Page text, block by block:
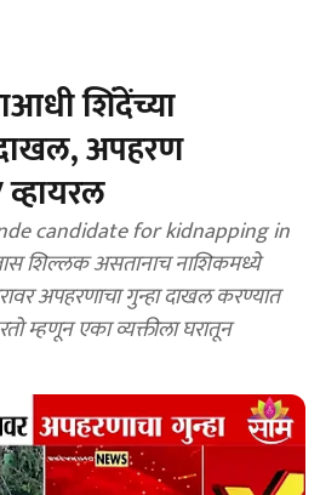
शिंदेंच्या
अपहरण
candidate for kidnapping in
शिल्लक असतानाच नाशिकमध्ये
अपहरणाचा गुन्हा दाखल करण्यात
म्हणून एका व्यक्तीला घरातून